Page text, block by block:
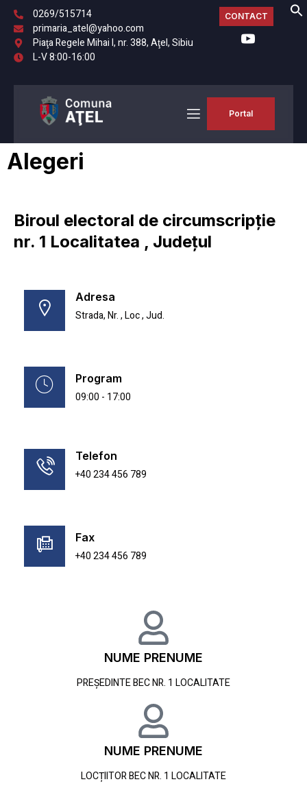
0269/515714
primaria_atel@yahoo.com
Piaţa Regele Mihai I, nr. 388, Aţel, Sibiu
L-V 8:00-16:00
CONTACT
Portal
Alegeri
Biroul electoral de circumscripție
nr. 1 Localitatea , Județul
Adresa
Strada, Nr. , Loc , Jud.
Program
09:00 - 17:00
Telefon
+40 234 456 789
Fax
+40 234 456 789
NUME PRENUME
PREȘEDINTE BEC NR. 1 LOCALITATE
NUME PRENUME
LOCȚIITOR BEC NR. 1 LOCALITATE